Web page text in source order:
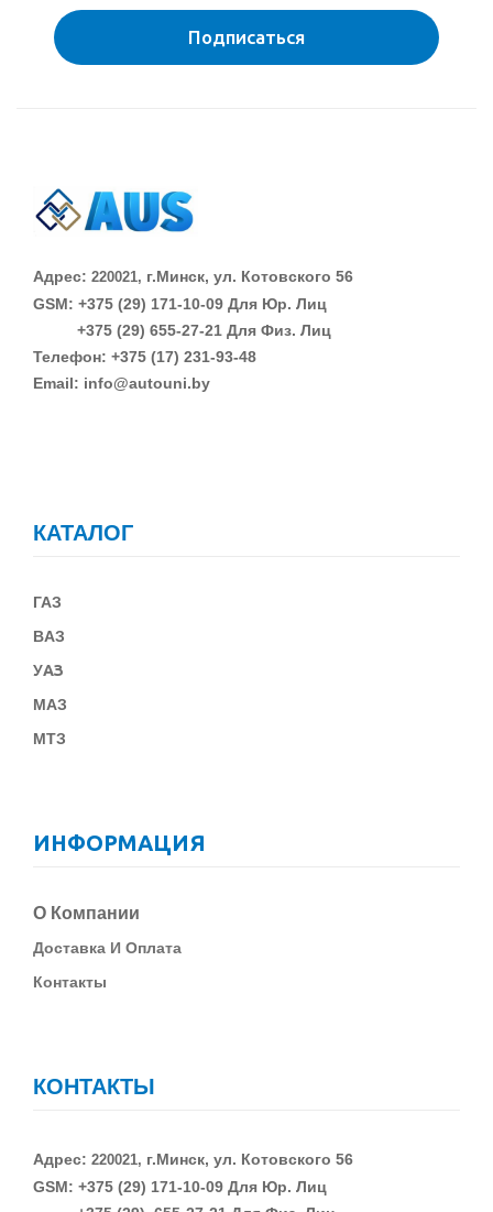
Подписаться
Адрес: 220021, г.Минск, ул. Котовского 56
GSM: +375 (29) 171-10-09 Для Юр. Лиц
+375 (29) 655-27-21 Для Физ. Лиц
Телефон: +375 (17) 231-93-48
Email: info@autouni.by
КАТАЛОГ
ГАЗ
ВАЗ
УАЗ
МАЗ
МТЗ
ИНФОРМАЦИЯ
О Компании
ДОставка И Оплата
Контакты
КОНТАКТЫ
Адрес: 220021, г.Минск, ул. Котовского 56
GSM: +375 (29) 171-10-09 Для Юр. Лиц